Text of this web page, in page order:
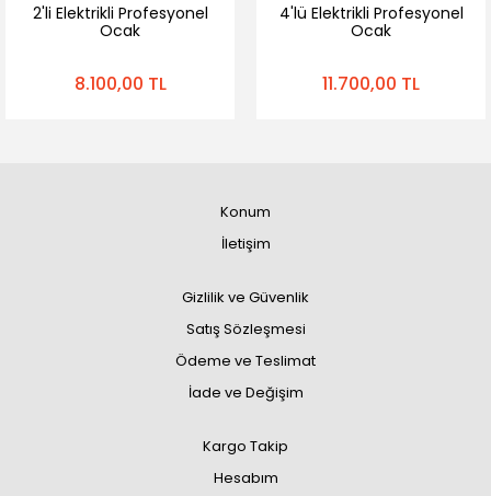
2'li Elektrikli Profesyonel
Ocak
8.100,00 TL
4'lü Elektrikli Profesyonel
Ocak
11.700,00 TL
Konum
İletişim
Gizlilik ve Güvenlik
Satış Sözleşmesi
Ödeme ve Teslimat
İade ve Değişim
Kargo Takip
Hesabım